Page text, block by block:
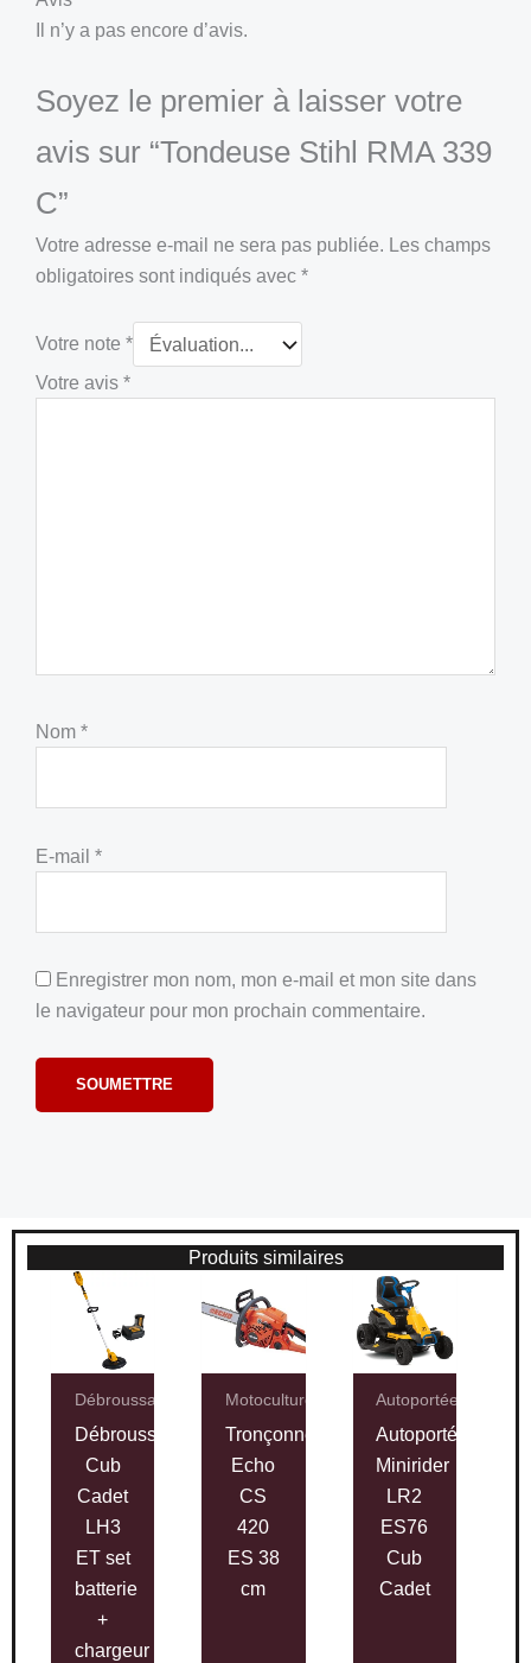
Il n’y a pas encore d’avis.
Soyez le premier à laisser votre
avis sur “Tondeuse Stihl RMA 339
C”
Votre adresse e-mail ne sera pas publiée. Les champs
obligatoires sont indiqués avec *
Votre note *
Votre avis *
Nom *
E-mail *
Enregistrer mon nom, mon e-mail et mon site dans
le navigateur pour mon prochain commentaire.
Produits similaires
Débroussailleuses
Débroussailleuse
Cub
Cadet
LH3
ET set
batterie
+
chargeur
Motoculture
Tronçonneuse
Echo
CS
420
ES 38
cm
Autoportées
Autoportée
Minirider
LR2
ES76
Cub
Cadet